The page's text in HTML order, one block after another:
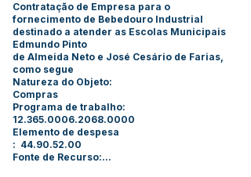
Contratação de Empresa para o
fornecimento de Bebedouro Industrial
destinado a atender as Escolas Municipais
Edmundo Pinto
de Almeida Neto e José Cesário de Farias,
como segue
Natureza do Objeto:
Compras
Programa de trabalho:
12.365.0006.2068.0000
Elemento de despesa
: 44.90.52.00
Fonte de Recurso:...